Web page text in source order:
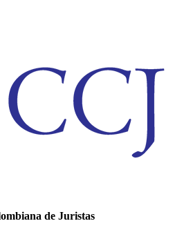
de Juristas